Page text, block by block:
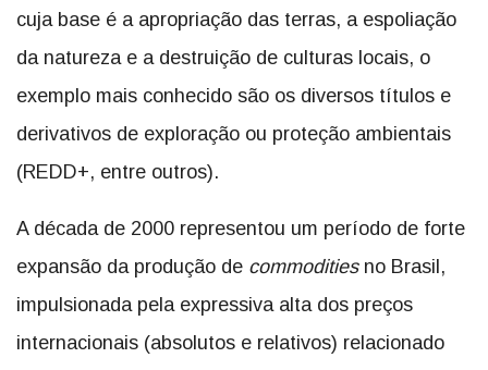
cuja base é a apropriação das terras, a espoliação
da natureza e a destruição de culturas locais, o
exemplo mais conhecido são os diversos títulos e
derivativos de exploração ou proteção ambientais
(REDD+, entre outros).
A década de 2000 representou um período de forte
expansão da produção de commoditiesno Brasil,
impulsionada pela expressiva alta dos preços
internacionais (absolutos e relativos) relacionado